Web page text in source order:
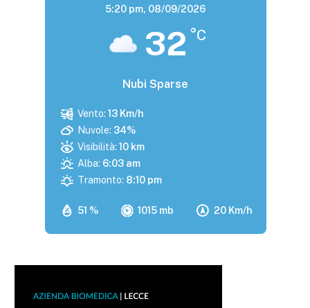
5:20 pm, 08/09/2026
32 °C
Nubi Sparse
51 % 1015 mb 20 Km/h
Vento: 13 Km/h
Nuvole: 34%
Visibilità: 10 km
Alba: 6:03 am
Tramonto: 8:10 pm